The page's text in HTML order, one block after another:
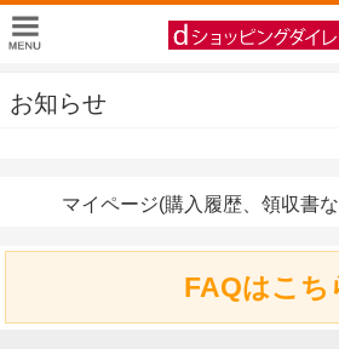
お知らせ
マイページ(購入履歴、領収書
FAQはこち